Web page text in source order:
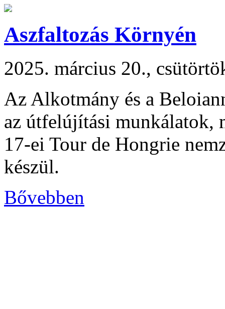
Aszfaltozás Környén
2025. március 20.,
Az Alkotmány és a
az útfelújítási munkálatok,
17-ei Tour de Hongrie
készül.
Bővebben